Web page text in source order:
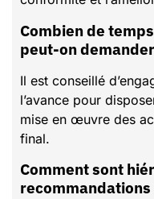
Combien de temps avant la certification
peut-on
Il est conseillé
l’avance pour
mise en œuvre des
final.
Comment sont hiérarchisées les
recommandations